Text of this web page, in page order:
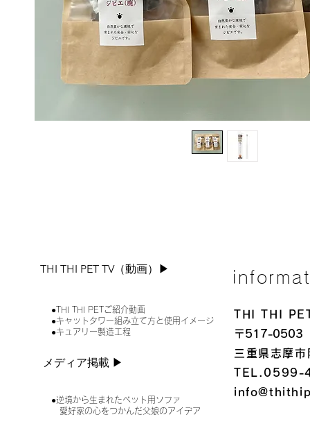
THI THI PET TV（動画）▶︎
●THI THI PETご紹介動画
●キャットタワー組み立て方と使用イメージ
●キュアリー製造工程
メディア掲載 ▶︎
●逆境から生まれたペット用ソファ
愛好家の心をつかんだ父娘のアイデア
THI THI
〒517-0503
三重県志摩
TEL.0599-